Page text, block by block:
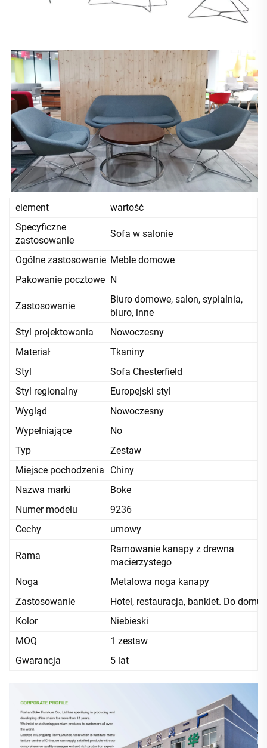
element
wartość
Specyficzne
zastosowanie
Sofa w salonie
Ogólne zastosowanie Meble domowe
Pakowanie pocztowe N
Zastosowanie
Biuro domowe, salon, sypialnia,
biuro, inne
Styl projektowania
Nowoczesny
Materiał
Tkaniny
Styl
Sofa Chesterfield
Styl regionalny
Europejski styl
Wygląd
Nowoczesny
Wypełniające
No
Typ
Zestaw
Miejsce pochodzenia
Chiny
Nazwa marki
Boke
Numer modelu
9236
Cechy
umowy
Rama
Ramowanie kanapy z drewna
macierzystego
Noga
Metalowa noga kanapy
Zastosowanie
Hotel, restauracja, bankiet. Do domu
Kolor
Niebieski
MOQ
1 zestaw
Gwarancja
5 lat